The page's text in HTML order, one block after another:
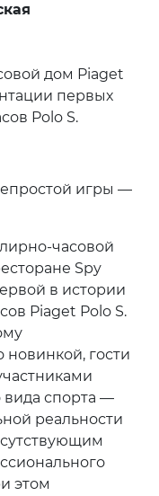
дом Piaget
первых
Polo S.
игры —
часовой
Spy
в истории
Piaget Polo S.
гости
вида спорта —
реальности
этом